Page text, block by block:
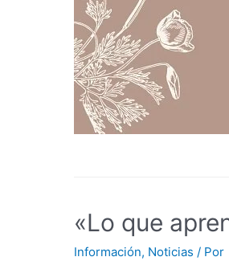
«Lo que
Información, Noticias / Por